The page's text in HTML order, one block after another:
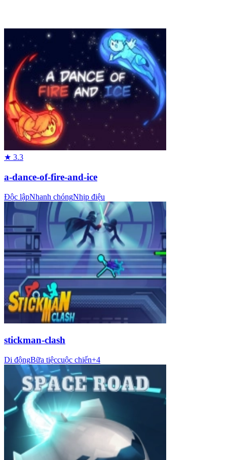
★ 3.3
a-dance-of-fire-and-ice
Độc lậpNhanh chóngNhịp điệu
stickman-clash
Di độngBữa tiệccuộc chiến+4